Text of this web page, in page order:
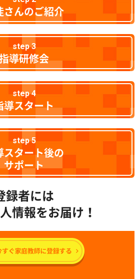
さんのご紹介
step 3
導研修会
step 4
導スタート
step 5
スタート後の
サポート
録者には
情報をお届け！